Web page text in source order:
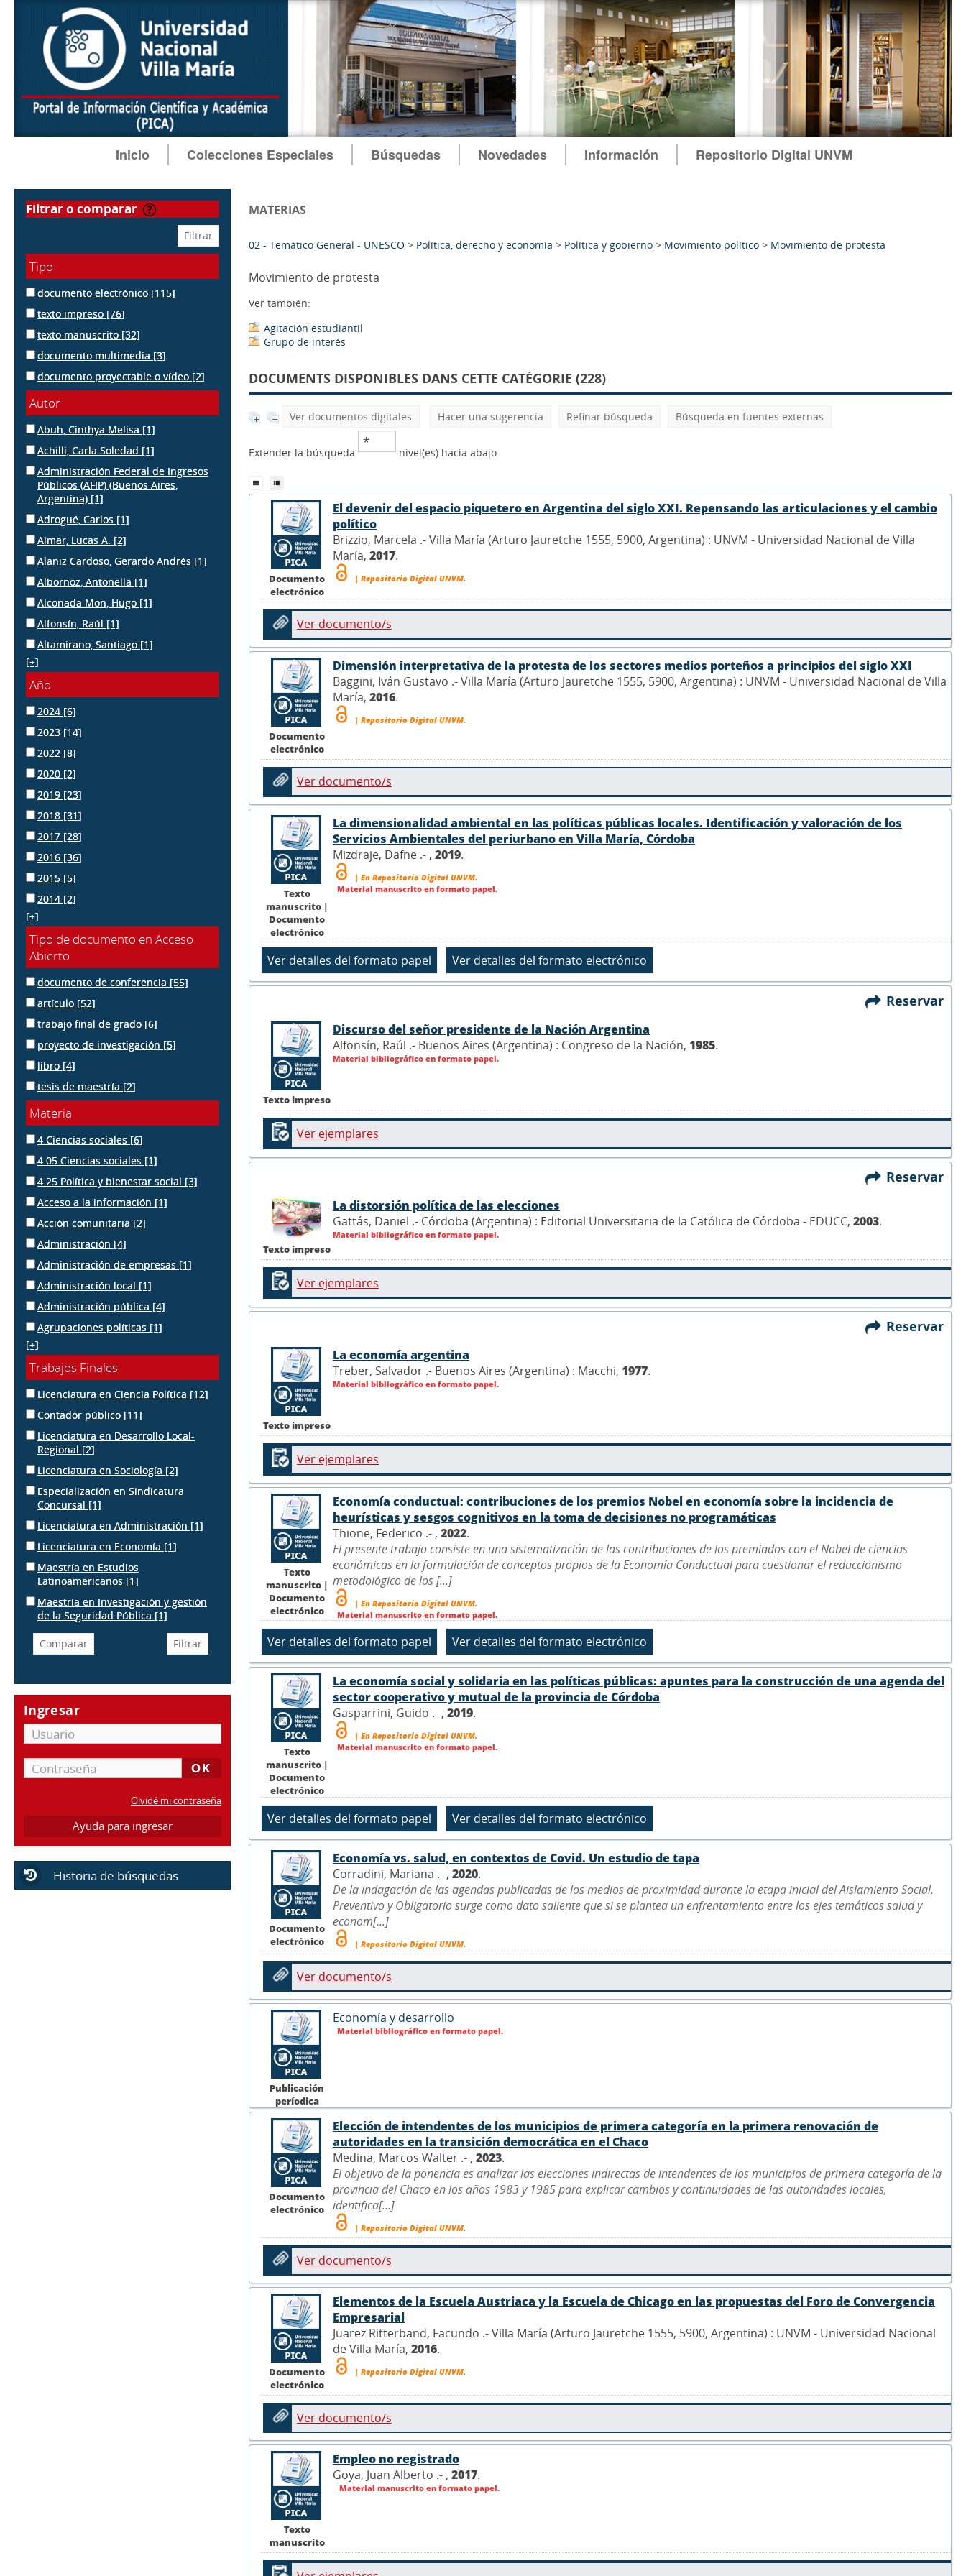
Inicio Colecciones Especiales Búsquedas Novedades Información Repositorio Digital UNVM
filtrar o comparar
Tipo
documento electrónico [115]
texto impreso [76]
texto manuscrito [32]
documento multimedia [3]
documento proyectable o vídeo [2]
Autor
Abuh, Cinthya Melisa [1]
Achilli, Carla Soledad [1]
Administración Federal de Ingresos
Públicos (AFIP) (Buenos Aires,
Argentina) [1]
Adrogué, Carlos [1]
Aimar, Lucas A. [2]
Alaniz Cardoso, Gerardo Andrés [1]
Albornoz, Antonella [1]
Alconada Mon, Hugo [1]
Alfonsín, Raúl [1]
Altamirano, Santiago [1]
[+]
Año
2024 [6]
2023 [14]
2022 [8]
2020 [2]
2019 [23]
2018 [31]
2017 [28]
2016 [36]
2015 [5]
2014 [2]
[+]
Tipo de documento en Acceso
Abierto
documento de conferencia [55]
artículo [52]
trabajo final de grado [6]
proyecto de investigación [5]
libro [4]
tesis de maestría [2]
Materia
4 Ciencias sociales [6]
4.05 Ciencias sociales [1]
4.25 Política y bienestar social [3]
Acceso a la información [1]
Acción comunitaria [2]
Administración [4]
Administración de empresas [1]
Administración local [1]
Administración pública [4]
Agrupaciones políticas [1]
[+]
Trabajos Finales
Licenciatura en Ciencia Política [12]
Contador público [11]
Licenciatura en Desarrollo Local-
Regional [2]
Licenciatura en Sociología [2]
Especialización en Sindicatura
Concursal [1]
Licenciatura en Administración [1]
Licenciatura en Economía [1]
Maestría en Estudios
Latinoamericanos [1]
Maestría en Investigación y gestión
de la Seguridad Pública [1]
Ingresar
Olvidé mi contraseña
Ayuda para ingresar
Historia de búsquedas
MATERIAS
02 - Temático General - UNESCO > Política, derecho y economía > Política y gobierno > Movimiento político > Movimiento de protesta
Movimiento de protesta
Ver también:
Agitación estudiantil
Grupo de interés
DOCUMENTS DISPONIBLES DANS CETTE CATÉGORIE (228)
Ver documentos digitales Hacer una sugerencia Refinar búsqueda Búsqueda en fuentes externas
Extender la búsqueda nivel(es) hacia abajo
Documento
electrónico
El devenir del espacio piquetero en Argentina del siglo XXI. Repensando las articulaciones y el cambio
político
Brizzio, Marcela .- Villa María (Arturo Jauretche 1555, 5900, Argentina) : UNVM - Universidad Nacional de Villa
María, 2017.
| Repositorio Digital UNVM.
Ver documento/s
Documento
electrónico
Dimensión interpretativa de la protesta de los sectores medios porteños a principios del siglo XXI
Baggini, Iván Gustavo .- Villa María (Arturo Jauretche 1555, 5900, Argentina) : UNVM - Universidad Nacional de Villa
María, 2016.
| Repositorio Digital UNVM.
Ver documento/s
Texto
manuscrito |
Documento
electrónico
La dimensionalidad ambiental en las políticas públicas locales. Identificación y valoración de los
Servicios Ambientales del periurbano en Villa María, Córdoba
Mizdraje, Dafne .- , 2019.
| En Repositorio Digital UNVM.
Material manuscrito en formato papel.
Reservar
Texto impreso
Discurso del señor presidente de la Nación Argentina
Alfonsín, Raúl .- Buenos Aires (Argentina) : Congreso de la Nación, 1985.
Material bibliográfico en formato papel.
Ver ejemplares
Reservar
Texto impreso
La distorsión política de las elecciones
Gattás, Daniel .- Córdoba (Argentina) : Editorial Universitaria de la Católica de Córdoba - EDUCC, 2003.
Material bibliográfico en formato papel.
Ver ejemplares
Reservar
Texto impreso
La economía argentina
Treber, Salvador .- Buenos Aires (Argentina) : Macchi, 1977.
Material bibliográfico en formato papel.
Ver ejemplares
Texto
manuscrito |
Documento
electrónico
Economía conductual: contribuciones de los premios Nobel en economía sobre la incidencia de
heurísticas y sesgos cognitivos en la toma de decisiones no programáticas
Thione, Federico .- , 2022.
El presente trabajo consiste en una sistematización de las contribuciones de los premiados con el Nobel de ciencias
económicas en la formulación de conceptos propios de la Economía Conductual para cuestionar el reduccionismo
metodológico de los [...]
| En Repositorio Digital UNVM.
Material manuscrito en formato papel.
Texto
manuscrito |
Documento
electrónico
La economía social y solidaria en las políticas públicas: apuntes para la construcción de una agenda del
sector cooperativo y mutual de la provincia de Córdoba
Gasparrini, Guido .- , 2019.
| En Repositorio Digital UNVM.
Material manuscrito en formato papel.
Documento
electrónico
Economía vs. salud, en contextos de Covid. Un estudio de tapa
Corradini, Mariana .- , 2020.
De la indagación de las agendas publicadas de los medios de proximidad durante la etapa inicial del Aislamiento Social,
Preventivo y Obligatorio surge como dato saliente que si se plantea un enfrentamiento entre los ejes temáticos salud y
econom[...]
| Repositorio Digital UNVM.
Ver documento/s
Publicación
períodica
Economía y desarrollo
Material bibliográfico en formato papel.
Documento
electrónico
Elección de intendentes de los municipios de primera categoría en la primera renovación de
autoridades en la transición democrática en el Chaco
Medina, Marcos Walter .- , 2023.
El objetivo de la ponencia es analizar las elecciones indirectas de intendentes de los municipios de primera categoría de la
provincia del Chaco en los años 1983 y 1985 para explicar cambios y continuidades de las autoridades locales,
identifica[...]
| Repositorio Digital UNVM.
Ver documento/s
Documento
electrónico
Elementos de la Escuela Austriaca y la Escuela de Chicago en las propuestas del Foro de Convergencia
Empresarial
Juarez Ritterband, Facundo .- Villa María (Arturo Jauretche 1555, 5900, Argentina) : UNVM - Universidad Nacional
de Villa María, 2016.
| Repositorio Digital UNVM.
Ver documento/s
Texto
manuscrito
Empleo no registrado
Goya, Juan Alberto .- , 2017.
Material manuscrito en formato papel.